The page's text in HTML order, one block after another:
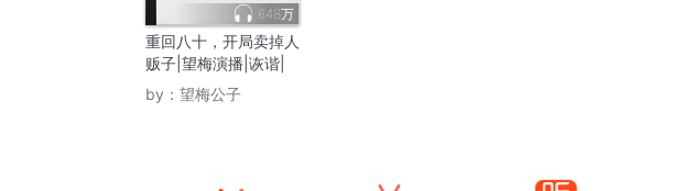
648万
重回八十，开局卖掉人
贩子|望梅演播|诙谐|
种田
by： 望梅公子